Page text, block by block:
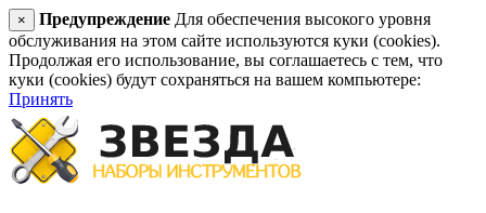
× Предупреждение Для обеспечения высокого уровня
обслуживания на этом сайте используются куки (cookies).
Продолжая его использование, вы соглашаетесь с тем, что
куки (cookies) будут сохраняться на вашем компьютере:
Принять